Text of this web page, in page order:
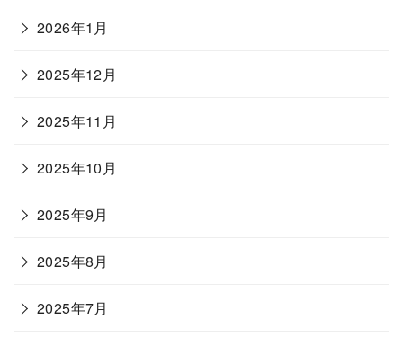
2026年1月
2025年12月
2025年11月
2025年10月
2025年9月
2025年8月
2025年7月